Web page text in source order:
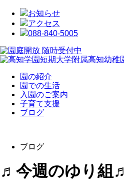
お知らせ
アクセス
088-840-5005
園の紹介
園での生活
入園のご案内
子育て支援
ブログ
ブログ
♬今週のゆり組♬